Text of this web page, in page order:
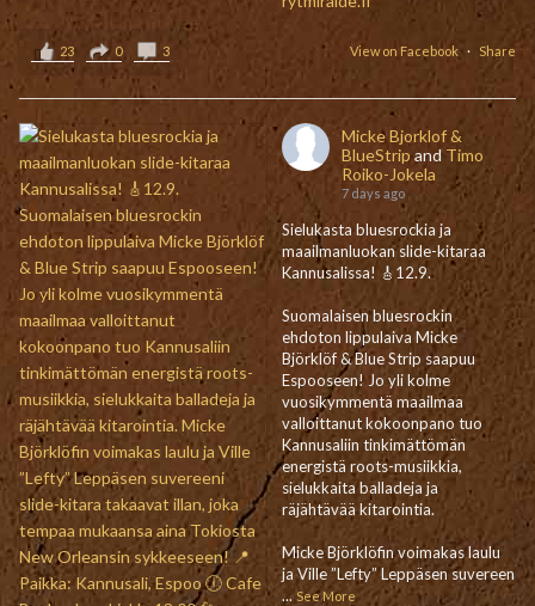
View on Facebook · Share
23 0 3
Micke Bjorklof &
BlueStrip andTimo
Roiko-Jokela
7 days ago
Sielukasta bluesrockia ja
maailmanluokan slide-kitaraa
Kannusalissa! 🎸12.9.
Suomalaisen bluesrockin
ehdoton lippulaiva Micke
Björklöf & Blue Strip saapuu
Espooseen! Jo yli kolme
vuosikymmentä maailmaa
valloittanut kokoonpano tuo
Kannusaliin tinkimättömän
energistä roots-musiikkia,
sielukkaita balladeja ja
räjähtävää kitarointia.
Micke Björklöfin voimakas laulu
ja Ville ”Lefty” Leppäsen suvereen
... See More